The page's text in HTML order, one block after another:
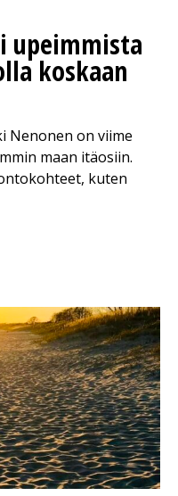
upeimmista
koskaan
Nenonen on viime
maan itäosiin.
kuten